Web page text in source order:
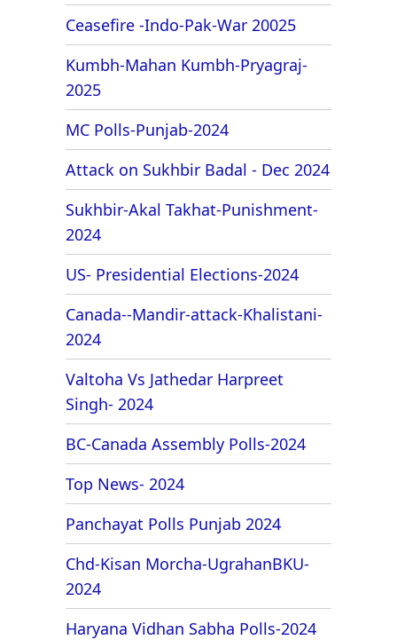
Ceasefire -Indo-Pak-War 20025
Kumbh-Mahan Kumbh-Pryagraj-
2025
MC Polls-Punjab-2024
Attack on Sukhbir Badal - Dec 2024
Sukhbir-Akal Takhat-Punishment-
2024
US- Presidential Elections-2024
Canada--Mandir-attack-Khalistani-
2024
Valtoha Vs Jathedar Harpreet
Singh- 2024
BC-Canada Assembly Polls-2024
Top News- 2024
Panchayat Polls Punjab 2024
Chd-Kisan Morcha-UgrahanBKU-
2024
Haryana Vidhan Sabha Polls-2024